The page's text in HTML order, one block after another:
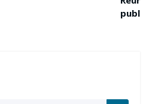
publique